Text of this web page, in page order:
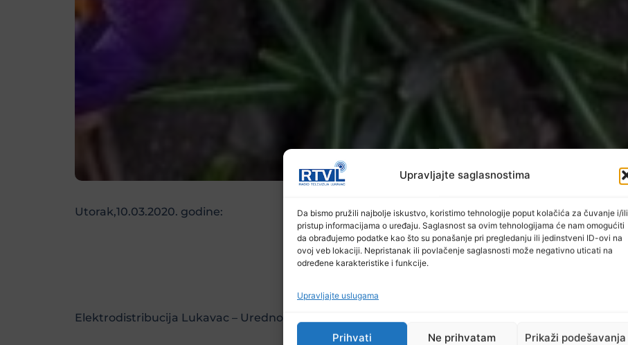
Upravljajte saglasnostima
Da bismo pružili najbolje iskustvo, koristimo tehnologije poput kolačića za čuvanje i/ili
pristup informacijama o uređaju. Saglasnost sa ovim tehnologijama će nam omogućiti
da obrađujemo podatke kao što su ponašanje pri pregledanju ili jedinstveni ID-ovi na
ovoj veb lokaciji. Nepristanak ili povlačenje saglasnosti može negativno uticati na
određene karakteristike i funkcije.
Upravljajte uslugama
Prihvati Ne prihvatam Prikaži podešavanja
Utorak,10.03.2020. godine:
Elektrodistribucija Lukavac – Uredno snabdijevanje električnom energijom;